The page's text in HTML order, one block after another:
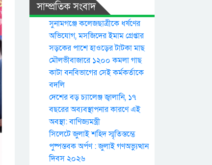
সাম্প্রতিক সংবাদ
সুনামগঞ্জে কলেজছাত্রীকে ধর্ষণের
অভিযোগ, মসজিদের ইমাম গ্রেপ্তার
সড়কের পাশে হাওড়ের টাটকা মাছ
মৌলভীবাজারে ১২০০ কমলা গাছ
কাটা বনবিভাগের সেই কর্মকর্তাকে
বদলি
দেশের বড় চ্যালেঞ্জ জ্বালানি, ১৭
বছরের অব্যবস্থাপনার কারণে এই
অবস্থা: বাণিজ্যমন্ত্রী
সিলেটে জুলাই শহিদ স্মৃতিস্তম্ভে
পুষ্পস্তবক অর্পণ : জুলাই গণঅভ্যুত্থান
দিবস ২০২৬